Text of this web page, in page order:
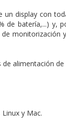
display con
de batería,...)
monitorización
alimentación
y Mac.